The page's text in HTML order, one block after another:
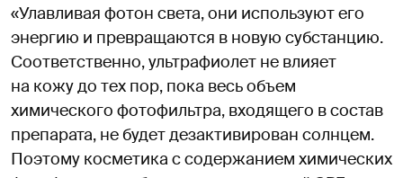
«Улавливая фотон света, они используют его
энергию и превращаются в новую субстанцию.
Соответственно, ультрафиолет не влияет
на кожу до тех пор, пока весь объем
химического фотофильтра, входящего в состав
препарата, не будет дезактивирован солнцем.
Поэтому косметика с содержанием химических